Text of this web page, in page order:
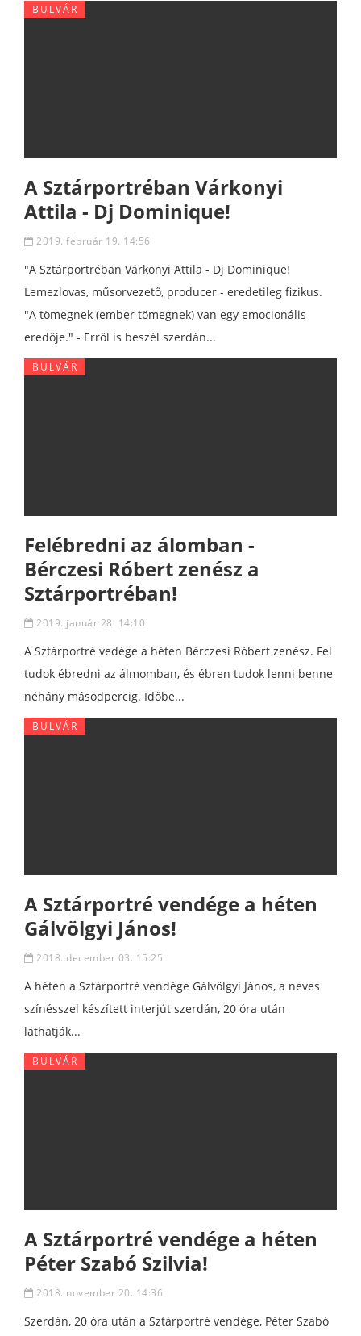
BULVÁR
A Sztárportréban Várkonyi
Attila - Dj Dominique!
2019. február 19. 14:56
"A Sztárportréban Várkonyi Attila - Dj Dominique!
Lemezlovas, műsorvezető, producer - eredetileg fizikus.
"A tömegnek (ember tömegnek) van egy emocionális
eredője." - Erről is beszél szerdán...
BULVÁR
Felébredni az álomban -
Bérczesi Róbert zenész a
Sztárportréban!
2019. január 28. 14:10
A Sztárportré vedége a héten Bérczesi Róbert zenész. Fel
tudok ébredni az álmomban, és ébren tudok lenni benne
néhány másodpercig. Időbe...
BULVÁR
A Sztárportré vendége a héten
Gálvölgyi János!
2018. december 03. 15:25
A héten a Sztárportré vendége Gálvölgyi János, a neves
színésszel készített interjút szerdán, 20 óra után
láthatják...
BULVÁR
A Sztárportré vendége a héten
Péter Szabó Szilvia!
2018. november 20. 14:36
Szerdán, 20 óra után a Sztárportré vendége, Péter Szabó